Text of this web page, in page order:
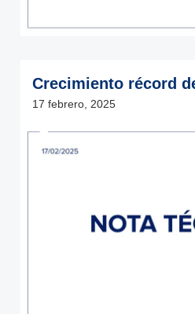
Crecimiento récord
17 febrero, 2025